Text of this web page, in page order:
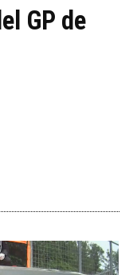
GP de